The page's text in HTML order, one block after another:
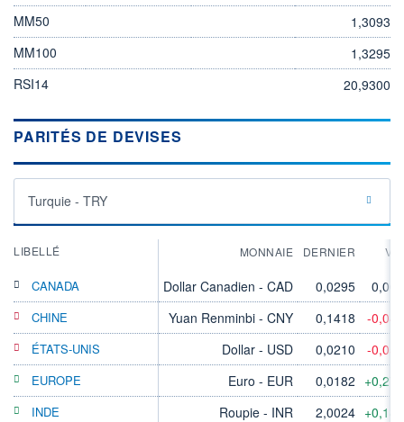
MM50
1,3093
MM100
1,3295
RSI14
20,9300
PARITÉS DE DEVISES
Turquie - TRY
LIBELLÉ MONNAIE DERNIER
CANADA Dollar Canadien - CAD 0,0295
CHINE Yuan Renminbi - CNY 0,1418 -
ÉTATS-UNIS Dollar - USD 0,0210 -
EUROPE Euro - EUR 0,0182
INDE Roupie - INR 2,0024